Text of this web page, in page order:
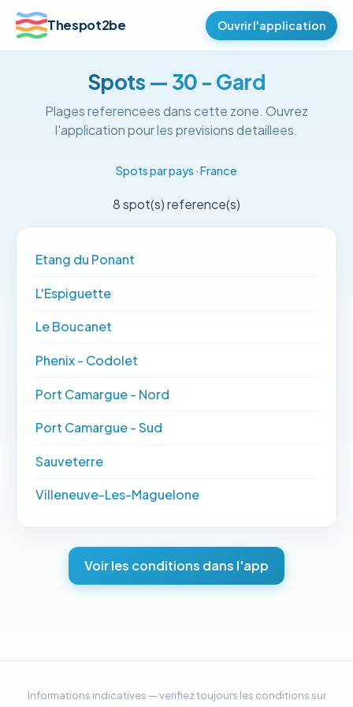
Thespot2be Ouvrir l'application
Spots — 30 - Gard
Plages referencees dans cette zone. Ouvrez
l'application pour les previsions detaillees.
Spots par pays ·France
8 spot(s) reference(s)
Etang du Ponant
L'Espiguette
Le Boucanet
Phenix - Codolet
Port Camargue - Nord
Port Camargue - Sud
Sauveterre
Villeneuve-Les-Maguelone
Voir les conditions dans l'app
Informations indicatives — verifiez toujours les conditions sur